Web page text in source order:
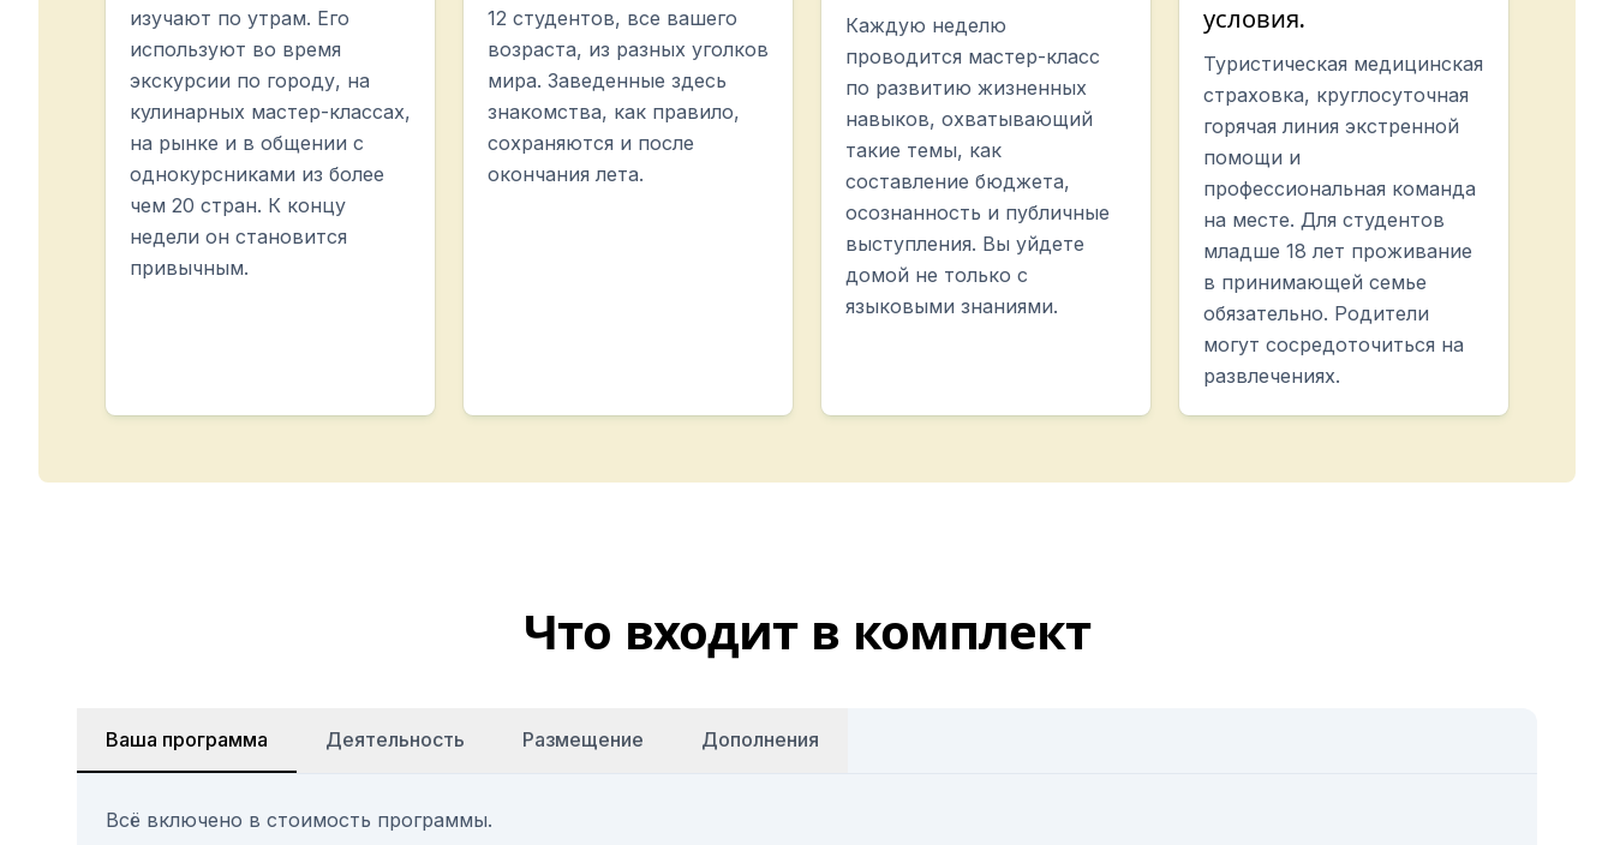
изучают по утрам. Его
используют во время
экскурсии по городу, на
кулинарных мастер-классах,
на рынке и в общении с
однокурсниками из более
чем 20 стран. К концу
недели он становится
привычным.
12 студентов, все вашего
возраста, из разных уголков
мира. Заведенные здесь
знакомства, как правило,
сохраняются и после
окончания лета.
Каждую неделю
проводится мастер-класс
по развитию жизненных
навыков, охватывающий
такие темы, как
составление бюджета,
осознанность и публичные
выступления. Вы уйдете
домой не только с
языковыми знаниями.
условия.
Туристическая медицинская
страховка, круглосуточная
горячая линия экстренной
помощи и
профессиональная команда
на месте. Для студентов
младше 18 лет проживание
в принимающей семье
обязательно. Родители
могут сосредоточиться на
развлечениях.
Что входит в комплект
Ваша программа Деятельность Размещение Дополнения
Всё включено в стоимость программы.